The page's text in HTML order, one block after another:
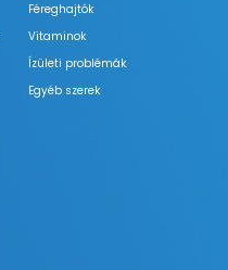
Féreghajtók
Vitaminok
Ízületi problémák
Egyéb szerek